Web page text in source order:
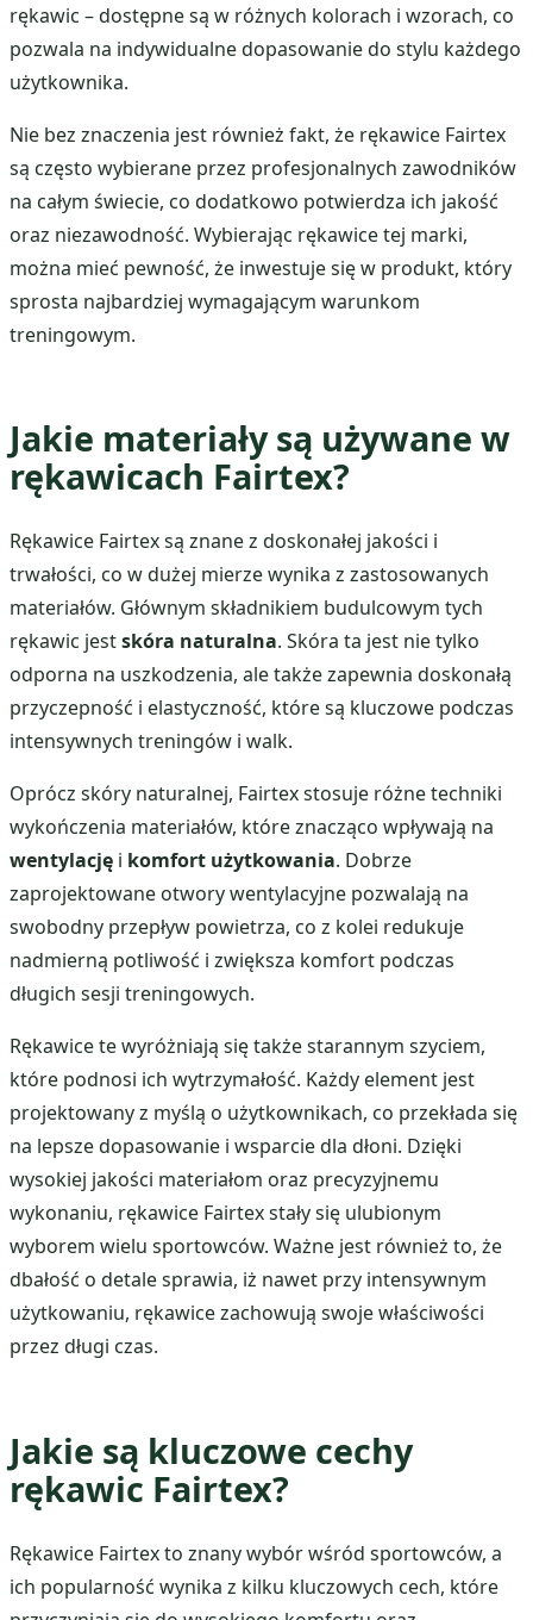
rękawic – dostępne są w różnych kolorach i wzorach, co
pozwala na indywidualne dopasowanie do stylu każdego
użytkownika.
Nie bez znaczenia jest również fakt, że rękawice Fairtex
są często wybierane przez profesjonalnych zawodników
na całym świecie, co dodatkowo potwierdza ich jakość
oraz niezawodność. Wybierając rękawice tej marki,
można mieć pewność, że inwestuje się w produkt, który
sprosta najbardziej wymagającym warunkom
treningowym.
Jakie materiały są używane w
rękawicach Fairtex?
Rękawice Fairtex są znane z doskonałej jakości i
trwałości, co w dużej mierze wynika z zastosowanych
materiałów. Głównym składnikiem budulcowym tych
rękawic jestskóra naturalna. Skóra ta jest nie tylko
odporna na uszkodzenia, ale także zapewnia doskonałą
przyczepność i elastyczność, które są kluczowe podczas
intensywnych treningów i walk.
Oprócz skóry naturalnej, Fairtex stosuje różne techniki
wykończenia materiałów, które znacząco wpływają na
wentylację i komfort użytkowania. Dobrze
zaprojektowane otwory wentylacyjne pozwalają na
swobodny przepływ powietrza, co z kolei redukuje
nadmierną potliwość i zwiększa komfort podczas
długich sesji treningowych.
Rękawice te wyróżniają się także starannym szyciem,
które podnosi ich wytrzymałość. Każdy element jest
projektowany z myślą o użytkownikach, co przekłada się
na lepsze dopasowanie i wsparcie dla dłoni. Dzięki
wysokiej jakości materiałom oraz precyzyjnemu
wykonaniu, rękawice Fairtex stały się ulubionym
wyborem wielu sportowców. Ważne jest również to, że
dbałość o detale sprawia, iż nawet przy intensywnym
użytkowaniu, rękawice zachowują swoje właściwości
przez długi czas.
Jakie są kluczowe cechy
rękawic Fairtex?
Rękawice Fairtex to znany wybór wśród sportowców, a
ich popularność wynika z kilku kluczowych cech, które